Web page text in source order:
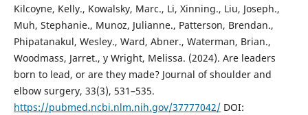
Kilcoyne, Kelly., Kowalsky, Marc., Li, Xinning., Liu, Joseph.,
Muh, Stephanie., Munoz, Julianne., Patterson, Brendan.,
Phipatanakul, Wesley., Ward, Abner., Waterman, Brian.,
Woodmass, Jarret., y Wright, Melissa. (2024). Are leaders
born to lead, or are they made? Journal of shoulder and
elbow surgery, 33(3), 531–535.
https://pubmed.ncbi.nlm.nih.gov/37777042/DOI: